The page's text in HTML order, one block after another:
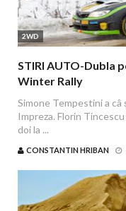
2WD
STIRI AUTO-Dubla
Winter Rally
Simone Tempestini a
Impreza. Florin
doi la ...
CONSTANTIN HRIBAN